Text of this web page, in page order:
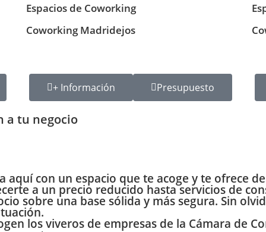
Espacios de Coworking
Coworking Madridejos
+ Información Presupuesto
a tu negocio
aquí con un espacio que te acoge y te ofrece
a un precio reducido hastaservicios de
sobre una base sólida y más segura. Sin
los viveros de empresas de la Cámara de